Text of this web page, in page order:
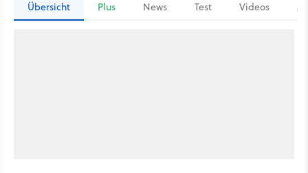
Übersicht Plus News Test Videos